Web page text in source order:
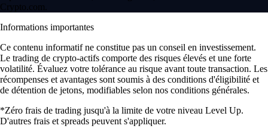
Crypto.com.
Informations importantes
Ce contenu informatif ne constitue pas un conseil en investissement.
Le trading de crypto-actifs comporte des risques élevés et une forte
volatilité. Évaluez votre tolérance au risque avant toute transaction. Les
récompenses et avantages sont soumis à des conditions d'éligibilité et
de détention de jetons, modifiables selon nos conditions générales.
*Zéro frais de trading jusqu'à la limite de votre niveau Level Up.
D'autres frais et spreads peuvent s'appliquer.